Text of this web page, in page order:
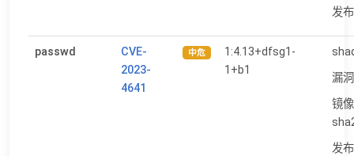
发
passwd
CVE-
2023-
4641
中危
1:4.13+dfsg1-
1+b1
漏
镜
发